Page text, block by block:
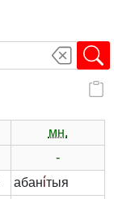
мн.
-
абані́тыя